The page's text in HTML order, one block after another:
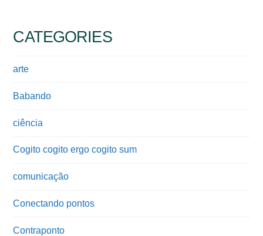
CATEGORIES
arte
Babando
ciência
Cogito cogito ergo cogito sum
comunicação
Conectando pontos
Contraponto